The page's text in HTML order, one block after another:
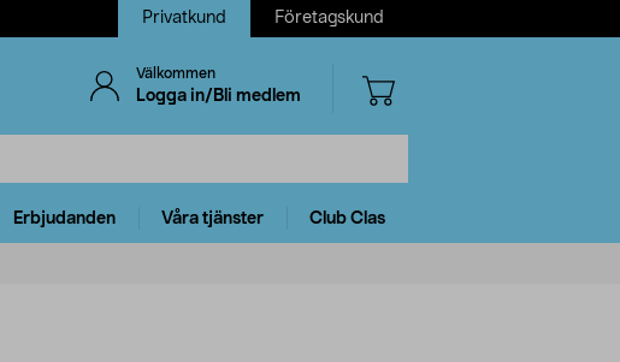
Privatkund Företagskund
Välkommen
Logga in/Bli medlem
Erbjudanden Våra tjänster Club Clas